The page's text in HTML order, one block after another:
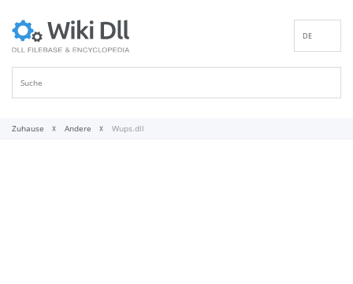
DE
Zuhause Andere Wups.dll